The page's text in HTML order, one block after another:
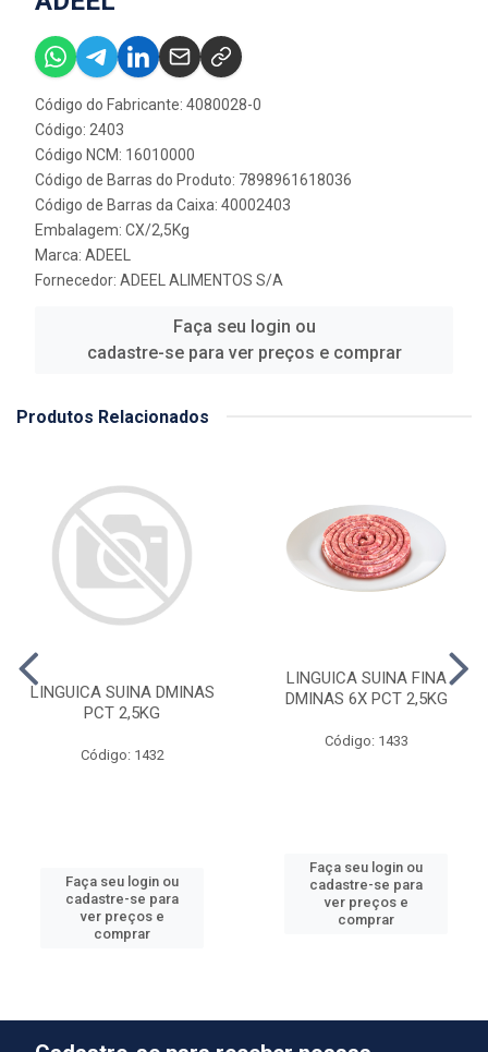
Código do Fabricante: 4080028-0
Código: 2403
Código NCM: 16010000
Código de Barras do Produto: 7898961618036
Código de Barras da Caixa: 40002403
Embalagem: CX/2,5Kg
Marca: ADEEL
Fornecedor: ADEEL ALIMENTOS S/A
Faça seu login ou
cadastre-se para ver preços e comprar
Produtos Relacionados
LINGUICA SUINA DMINAS
PCT 2,5KG
Código: 1432
Faça seu login ou
cadastre-se para
ver preços e
comprar
LINGUICA SUINA FINA
DMINAS 6X PCT 2,5KG
Código: 1433
Faça seu login ou
cadastre-se para
ver preços e
comprar